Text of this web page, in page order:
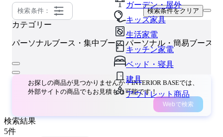
ガーデン・屋外
キッズ家具
生活家電
キッチン家電
ベッド・寝具
建具
アウトレット商品
検索条件： 検索条件をクリア
カテゴリー
パーソナルブース・集中ブース パーソナル・簡易ブース
お探しの商品が見つかりませんか？INTERIOR BASEでは、
外部サイトの商品でもお見積もり可能です！
Webで検索
検索結果
5件